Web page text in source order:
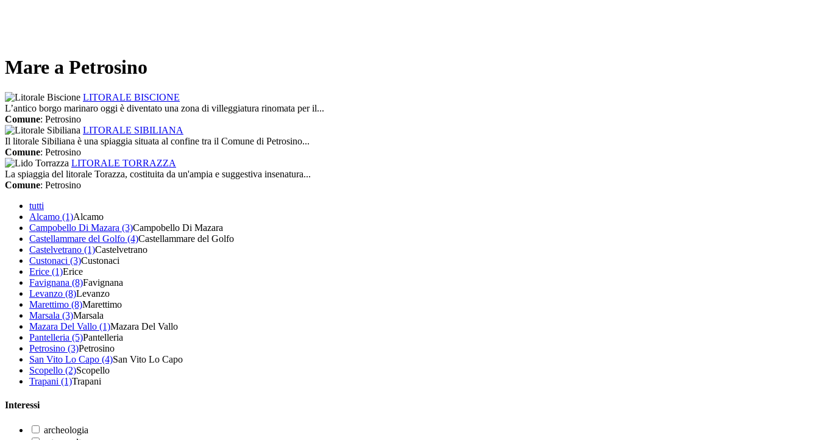
Mare a Petrosino
LITORALE BISCIONE
L’antico borgo marinaro oggi è diventato una zona di villeggiatura rinomata per il...
Comune: Petrosino
LITORALE SIBILIANA
Il litorale Sibiliana è una spiaggia situata al confine tra il Comune di Petrosino...
Comune: Petrosino
LITORALE TORRAZZA
La spiaggia del litorale Torazza, costituita da un'ampia e suggestiva insenatura...
Comune: Petrosino
tutti
Alcamo (1)Alcamo
Campobello Di Mazara (3)Campobello Di Mazara
Castellammare del Golfo (4)Castellammare del Golfo
Castelvetrano (1)Castelvetrano
Custonaci (3)Custonaci
Erice (1)Erice
Favignana (8)Favignana
Levanzo (8)Levanzo
Marettimo (8)Marettimo
Marsala (3)Marsala
Mazara Del Vallo (1)Mazara Del Vallo
Pantelleria (5)Pantelleria
Petrosino (3)Petrosino
San Vito Lo Capo (4)San Vito Lo Capo
Scopello (2)Scopello
Trapani (1)Trapani
Interessi
archeologia